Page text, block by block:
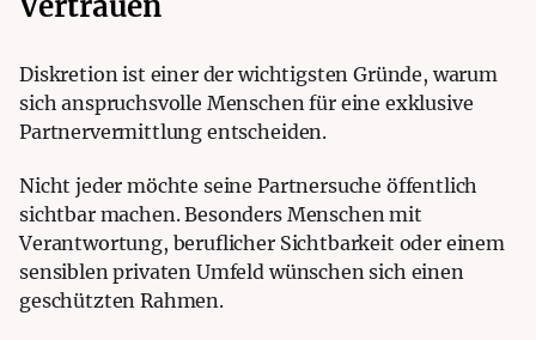
Diskretion ist einer der wichtigsten Gründe, warum
sich anspruchsvolle Menschen für eine exklusive
Partnervermittlung entscheiden.
Nicht jeder möchte seine Partnersuche öffentlich
sichtbar machen. Besonders Menschen mit
Verantwortung, beruflicher Sichtbarkeit oder einem
sensiblen privaten Umfeld wünschen sich einen
geschützten Rahmen.